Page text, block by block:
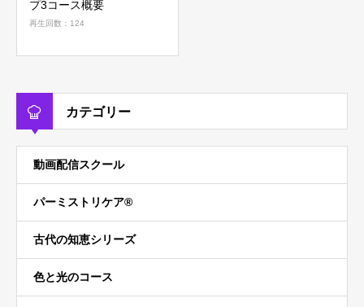
プ3コース概要
再生回数：124
カテゴリー
動画配信スクール
パーミストリケア®︎
古代の知恵シリーズ
色と光のコース